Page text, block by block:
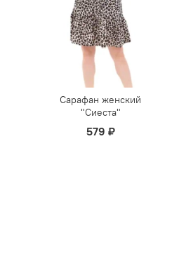
Сарафан женский
"Сиеста"
579 ₽